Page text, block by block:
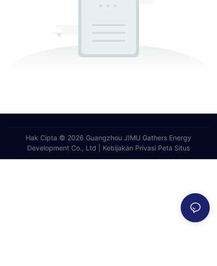
Hak Cipta © 2026 Guangzhou JIMU Gathers Energy
Development Co., Ltd |
Kebijakan Privasi Peta Situs